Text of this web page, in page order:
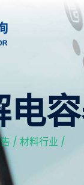
电
/ 材料行业 /